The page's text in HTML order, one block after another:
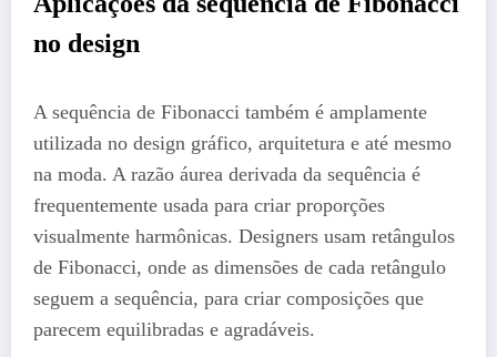
no design
A sequência de Fibonacci também é amplamente
utilizada no design gráfico, arquitetura e até mesmo
na moda. A razão áurea derivada da sequência é
frequentemente usada para criar proporções
visualmente harmônicas. Designers usam retângulos
de Fibonacci, onde as dimensões de cada retângulo
seguem a sequência, para criar composições que
parecem equilibradas e agradáveis.